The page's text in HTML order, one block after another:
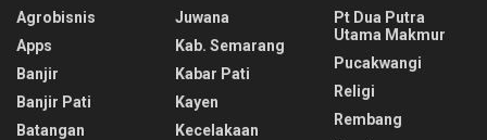
Agrobisnis
Apps
Banjir
Banjir Pati
Batangan
Juwana
Kab. Semarang
Kabar Pati
Kayen
Kecelakaan
Pt Dua Putra
Utama Makmur
Pucakwangi
Religi
Rembang